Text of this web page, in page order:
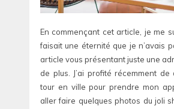
En commençant cet article, je me
faisait une éternité que je n’avais
article vous présentant juste une
de plus. J’ai profité récemment
tour en ville pour prendre mon
aller faire quelques photos du joli